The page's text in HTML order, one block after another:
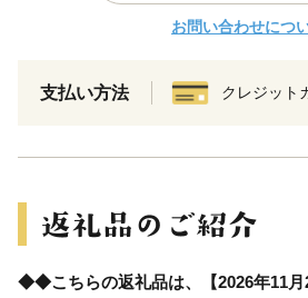
お問い合わせにつ
支払い方法 クレジット
◆◆こちらの返礼品は、【2026年11月